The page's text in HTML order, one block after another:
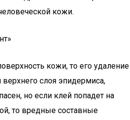
кожи.
кожи, то его удаление
слоя эпидермиса,
но если клей попадет на
то вредные составные